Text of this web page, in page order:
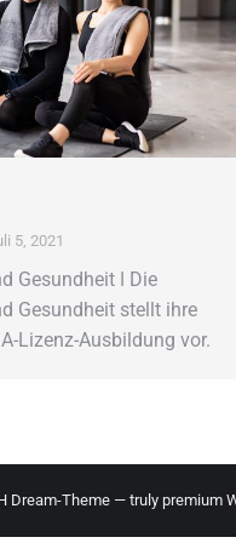
5, 2021
Gesundheit ǀ Die
Gesundheit stellt ihre
Lizenz-Ausbildung vor.
Dream-Theme — truly premium